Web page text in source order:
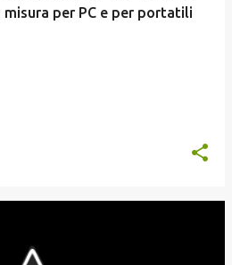
per PC e per portatili